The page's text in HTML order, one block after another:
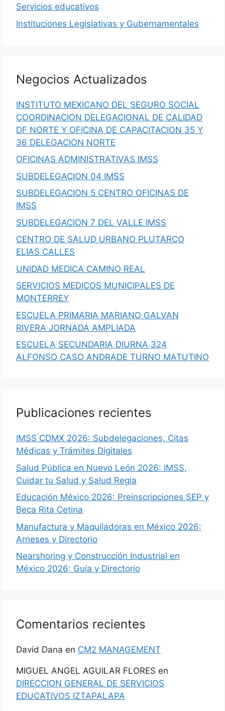
Servicios educativos
Instituciones Legislativas y Gubernamentales
Negocios Actualizados
INSTITUTO MEXICANO DEL SEGURO SOCIAL
COORDINACION DELEGACIONAL DE CALIDAD
DF NORTE Y OFICINA DE CAPACITACION 35 Y
36 DELEGACION NORTE
OFICINAS ADMINISTRATIVAS IMSS
SUBDELEGACION 04 IMSS
SUBDELEGACION 5 CENTRO OFICINAS DE
IMSS
SUBDELEGACION 7 DEL VALLE IMSS
CENTRO DE SALUD URBANO PLUTARCO
ELIAS CALLES
UNIDAD MEDICA CAMINO REAL
SERVICIOS MEDICOS MUNICIPALES DE
MONTERREY
ESCUELA PRIMARIA MARIANO GALVAN
RIVERA JORNADA AMPLIADA
ESCUELA SECUNDARIA DIURNA 324
ALFONSO CASO ANDRADE TURNO MATUTINO
Publicaciones recientes
IMSS CDMX 2026: Subdelegaciones, Citas
Médicas y Trámites Digitales
Salud Pública en Nuevo León 2026: IMSS,
Cuidar tu Salud y Salud Regia
Educación México 2026: Preinscripciones SEP y
Beca Rita Cetina
Manufactura y Maquiladoras en México 2026:
Arneses y Directorio
Nearshoring y Construcción Industrial en
México 2026: Guía y Directorio
Comentarios recientes
David Dana en CM2 MANAGEMENT
MIGUEL ANGEL AGUILAR FLORES en
DIRECCION GENERAL DE SERVICIOS
EDUCATIVOS IZTAPALAPA